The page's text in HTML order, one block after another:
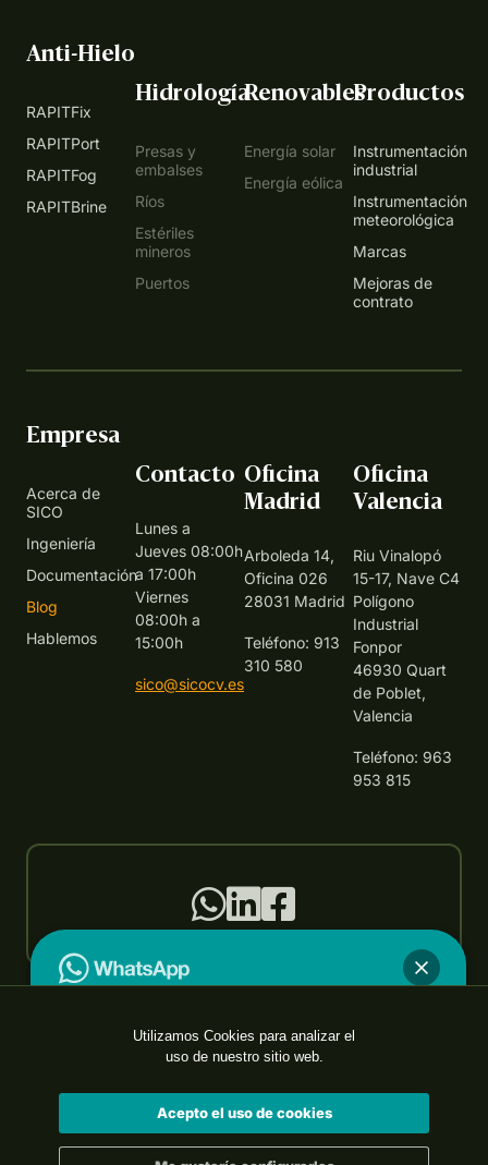
Anti-Hielo
RAPITFix
RAPITPort
RAPITFog
RAPITBrine
Hidrología
Presas y
embalses
Ríos
Estériles
mineros
Puertos
Renovables
Energía solar
Energía eólica
Productos
Instrumentación
industrial
Instrumentación
meteorológica
Marcas
Mejoras de
contrato
Empresa
Acerca de
SICO
Ingeniería
Documentación
Blog
Hablemos
Contacto
Lunes a
Jueves 08:00h
a 17:00h
Viernes
08:00h a
15:00h
sico@sicocv.es
Oficina
Madrid
Arboleda 14,
Oficina 026
28031 Madrid
Teléfono: 913
310 580
Oficina
Valencia
Riu Vinalopó
15-17, Nave C4
Polígono
Industrial
Fonpor
46930 Quart
de Poblet,
Valencia
Teléfono: 963
953 815
SICO es control®
Aviso legal
Cookies
Utilizamos Cookies para analizar el
uso de nuestro sitio web.
Acepto el uso de cookies
¿En qué podemos ayudarte?